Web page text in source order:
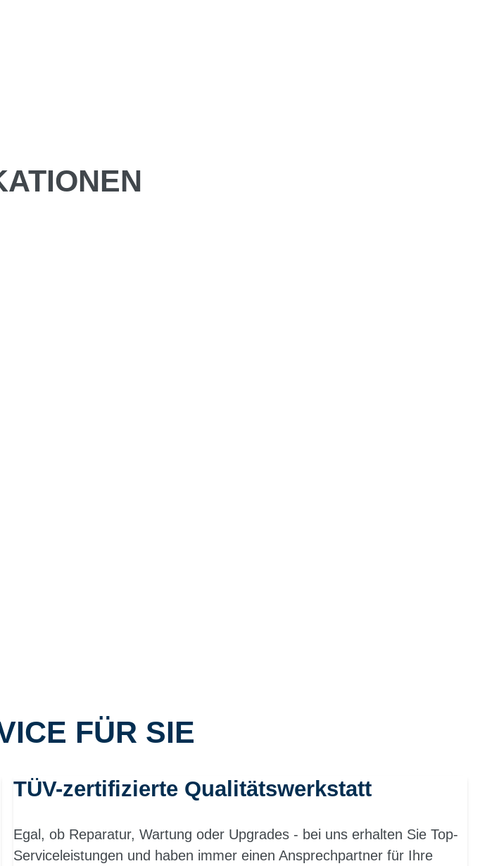
FÜR SIE
TÜV-zertifizierte Qualitätswerkstatt
Egal, ob Reparatur, Wartung oder Upgrades - bei uns erhalten Sie Top-
Serviceleistungen und haben immer einen Ansprechpartner für Ihre